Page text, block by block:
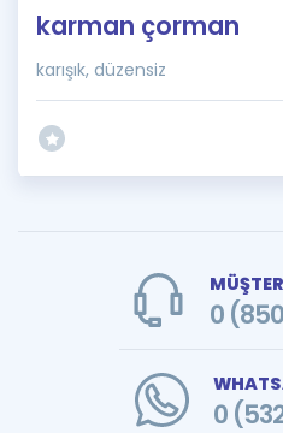
karman çorman
karışık, düzensiz
0
0